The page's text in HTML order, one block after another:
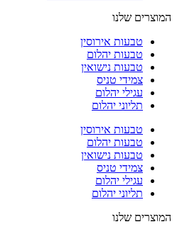
המוצרים שלנו
טבעות אירוסין
טבעות יהלום
טבעות נישואין
צמידי טניס
עגילי יהלום
תליוני יהלום
טבעות אירוסין
טבעות יהלום
טבעות נישואין
צמידי טניס
עגילי יהלום
תליוני יהלום
המוצרים שלנו